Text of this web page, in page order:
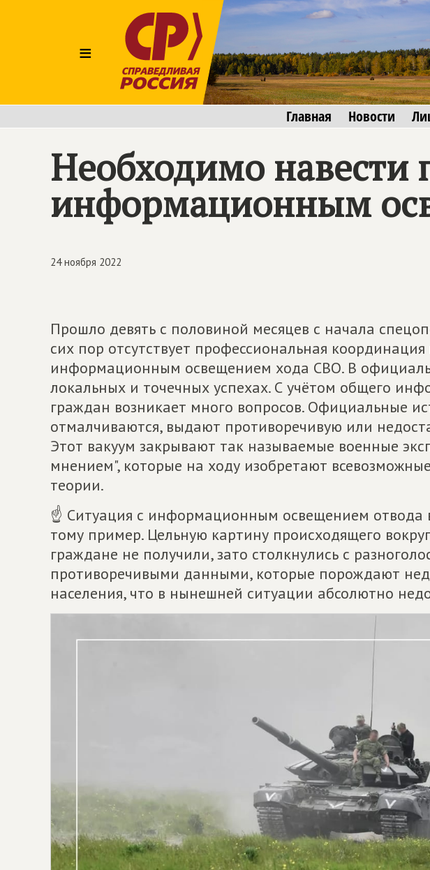
≡
Главная Новости
Необходимо навести
информационным
24 ноября 2022
Прошло девять с половиной месяцев с начала
сих пор отсутствует профессиональная
информационным освещением хода СВО. В
локальных и точечных успехах. С учётом общего
граждан возникает много вопросов. Официальные
отмалчиваются, выдают противоречивую или
Этот вакуум закрывают так называемые военные
мнением", которые на ходу изобретают
теории.
☝ Ситуация с информационным освещением отвода
тому пример. Цельную картину происходящего
граждане не получили, зато столкнулись с
противоречивыми данными, которые порождают
населения, что в нынешней ситуации абсолютно